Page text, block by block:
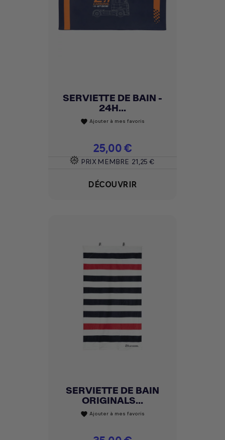
SERVIETTE DE BAIN -
24H...
favorite Ajouter à mes favoris
Prix
25,00 €
PRIX MEMBRE 21,25 €
DÉCOUVRIR
SERVIETTE DE BAIN
ORIGINALS...
favorite Ajouter à mes favoris